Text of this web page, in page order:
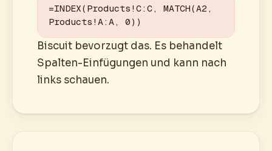
=INDEX(Products!C:C, MATCH(A2,
Products!A:A, 0))
Biscuit bevorzugt das. Es behandelt
Spalten-Einfügungen und kann nach
links schauen.